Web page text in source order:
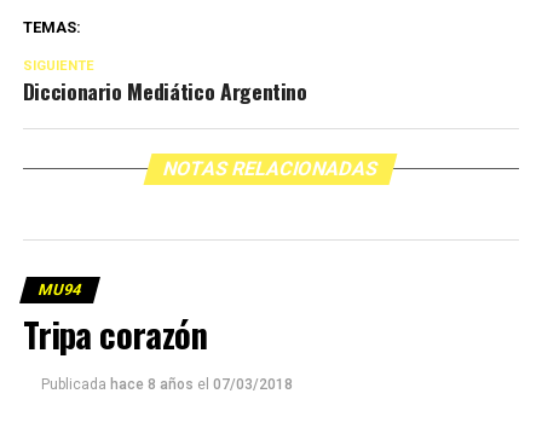
TEMAS:
SIGUIENTE
Diccionario Mediático Argentino
NOTAS RELACIONADAS
MU94
Tripa corazón
Publicada hace 8 años el 07/03/2018